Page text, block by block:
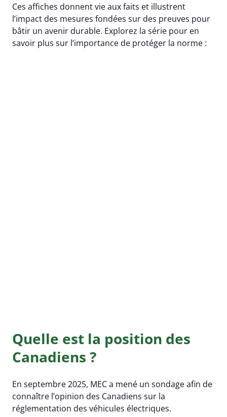
Ces affiches donnent vie aux faits et illustrent
l’impact des mesures fondées sur des preuves pour
bâtir un avenir durable. Explorez la série pour en
savoir plus sur l’importance de protéger la norme :
Quelle est la position des
Canadiens ?
En septembre 2025, MEC a mené un sondage afin de
connaître l’opinion des Canadiens sur la
réglementation des véhicules électriques.